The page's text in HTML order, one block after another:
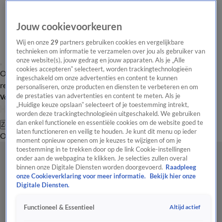
Overzicht Laatste nieuws Regionieuws Het beste van Hart
Tip de
redactie
Volg Hart van Nederland
Zoeken
OverzichtRegioUitzendingenWeerTip de redactiePanelVideo's
Jouw cookievoorkeuren
Wij en onze29 partners gebruiken cookies en vergelijkbare
technieken om informatie te verzamelen over jou als gebruiker van
onze website(s), jouw gedrag en jouw apparaten. Als je „Alle
cookies accepteren” selecteert, worden trackingtechnologieën
ingeschakeld om onze advertenties en content te kunnen
personaliseren, onze producten en diensten te verbeteren en om
de prestaties van advertenties en content te meten. Als je
„Huidige keuze opslaan” selecteert of je toestemming intrekt,
worden deze trackingtechnologieën uitgeschakeld. We gebruiken
dan enkel functionele en essentiële cookies om de website goed te
laten functioneren en veilig te houden. Je kunt dit menu op ieder
moment opnieuw openen om je keuzes te wijzigen of om je
toestemming in te trekken door op de link Cookie-instellingen
onder aan de webpagina te klikken. Je selecties zullen overal
binnen onze Digitale Diensten worden doorgevoerd. Raadpleeg
onze Cookieverklaring voor meer informatie.
Bekijk hier onze
Digitale Diensten.
Functioneel & Essentieel Altijd actief